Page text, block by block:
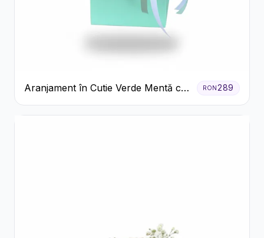
Aranjament în Cutie Verde Mentă cu
Trandafiri și Alstroemeria
RON289